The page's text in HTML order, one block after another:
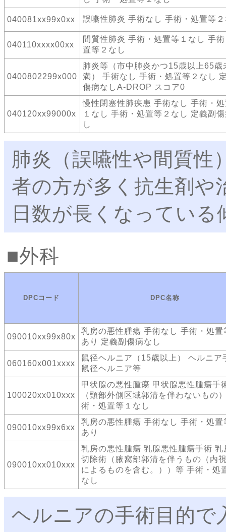
040081xx99x0xx 誤嚥性肺炎 手術なし 手術・処置等
040110xxxx00xx
間質性肺炎 手術・処置等１なし 手
置等２なし
0400802299x000
肺炎等（市中肺炎かつ15歳以上65歳
満） 手術なし 手術・処置等２なし
傷病なしA-DROP スコア0
040120xx99000x
慢性閉塞性肺疾患 手術なし 手術・
１なし 手術・処置等２なし 定義副
し
肺炎（誤嚥性や間質性
者の方が多く抗生剤や
日数が長くなってい
外科
DPCコード DPC名称
090010xx99x80x
乳房の悪性腫瘍 手術なし 手術・処置
あり 定義副傷病なし
060160x001xxxx
鼠径ヘルニア（15歳以上） ヘルニア
鼠径ヘルニア等
100020xx010xxx
甲状腺の悪性腫瘍 甲状腺悪性腫瘍手
（頸部外側区域郭清を伴わないもの
術・処置等１なし
090010xx99x6xx
乳房の悪性腫瘍 手術なし 手術・処置
あり
090010xx010xxx
乳房の悪性腫瘍 乳腺悪性腫瘍手術 乳
切除術（腋窩部郭清を伴うもの（内
によるものを含む。））等 手術・処
なし
ヘルニアの手術目的で